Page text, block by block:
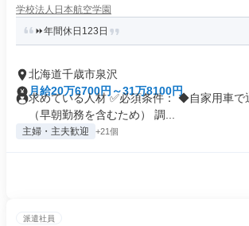
学校法人日本航空学園
⏩年間休日123日
北海道千歳市泉沢
月給20万6700円～31万8100円
求めている人材 ✅必須条件： ◆自家用車で
（早朝勤務を含むため） 調...
主婦・主夫歓迎 +21個
派遣社員